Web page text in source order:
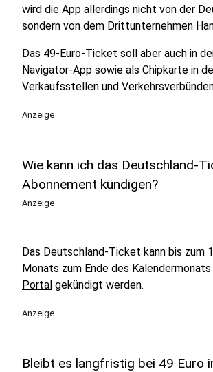
wird die App allerdings nicht von der
sondern von dem Drittunternehmen
Das 49-Euro-Ticket soll aber auch in
Navigator-App sowie als Chipkarte in
Verkaufsstellen und
Anzeige
Wie kann ich das Deutschland-
Abonnement kündigen?
Anzeige
Das Deutschland-Ticket kann bis zum
Monats zum Ende des Kalendermonats
Portal gekündigt werden.
Anzeige
Bleibt es langfristig bei 49 Euro